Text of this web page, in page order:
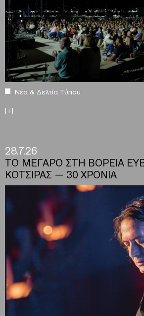
Νέα & Δελτία Τύπου
[+]
28.7.26
ΤΟ ΜΕΓΑΡΟ ΣΤΗ ΒΟΡΕΙΑ
ΚΟΤΣΙΡΑΣ — 30 ΧΡΟΝΙΑ